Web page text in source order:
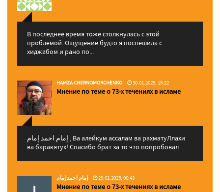
В последнее время тоже столкнулась с этой
проблемой. Ощущение будто я поспешила с
хиджабом и рано по...
HAMZA CHERNOMORCHENKO 30.01.2025, 15:22
Мнение по теме о 73-х течениях в исламе
إمام احمد إمام , Ва алейкум ассалам ва рахматуЛлахи
ва баракятух! Спасибо брат за то что попробовал ...
إمام احمد إمام 29.01.2025, 00:43
Мнение по теме о 73-х течениях в исламе